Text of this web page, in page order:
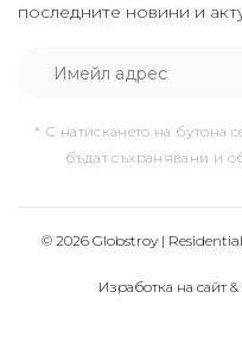
последните новини и
* С натискането на бутона
бъдат съхранявани и
© 2026 Globstroy |
Изработка на сайт &